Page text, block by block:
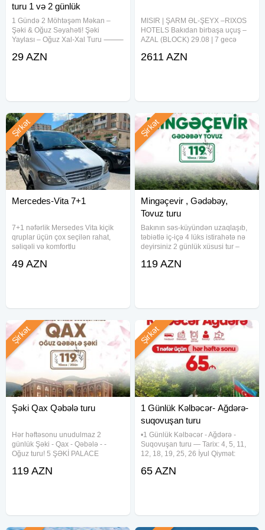
turu 1 və 2 günlük
1 Gündə 2 Möhtəşəm Məkan –
Şəki & Oğuz Səyahəti! Şəki
Yaylası – Oğuz Xal-Xal Turu ⸻
Ekonom paket — 29 AZN *
29 AZN
MISIR | ŞARM ƏL-ŞEYX –RIXOS
HOTELS Bakıdan birbaşa uçuş –
AZAL (BLOCK) 29.08 | 7 gecə
(Naama Bay) — UAI — 1 575
2611 AZN
Mercedes-Vita 7+1
7+1 nəfərlik Mersedes Vita kiçik
qruplar üçün çox seçilən rahat,
səliqəli və komfortlu
komfortludur.Kondisaner güclü
Şirkət
49 AZN
Mingəçevir , Gədəbəy,
Tovuz turu
Bakının səs-küyündən uzaqlaşıb,
təbiətlə iç-içə 4 lüks istirahətə nə
deyirsiniz 2 günlük xüsusi tur –
gözləyir! Seçim sizin, xidməti bizə
Şirkət
119 AZN
Şəki Qax Qəbələ turu
Hər həftəsonu unudulmaz 2
günlük Şəki - Qax - Qəbələ - -
Oğuz turu! 5 ŞƏKİ PALACE
gözləyir! Seçimi siz edin, xidməti
Şirkət
119 AZN
1 Günlük Kəlbəcər- Ağdərə-
suqovuşan turu
•1 Günlük Kəlbəcər - Ağdərə -
Suqovuşan turu — Tarix: 4, 5, 11,
12, 18, 19, 25, 26 İyul Qiymət:
paket: 70 azn — Qiymətə daxildir:
Şirkət
65 AZN